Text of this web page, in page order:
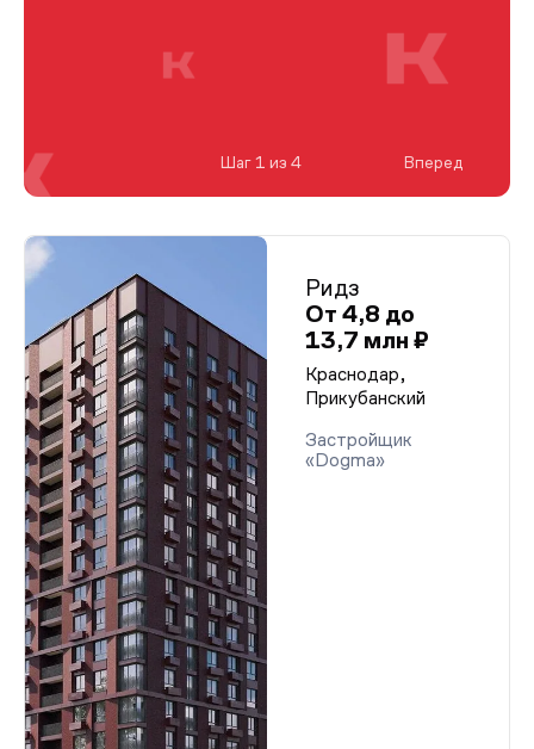
Ридз
От 4,8 до
13,7 млн ₽
Краснодар,
Прикубанский
Застройщик
«Dogma»
Шаг 1 из 4 Вперед